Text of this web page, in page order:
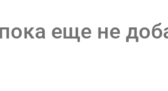
еще не